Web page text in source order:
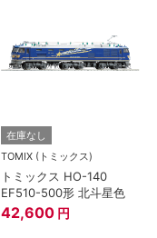
在庫なし
TOMIX (トミックス)
トミックス HO-140
EF510-500形 北斗星色
42,600 円